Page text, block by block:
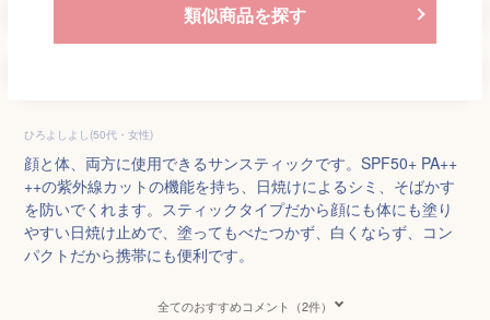
類似商品を探す
ひろよしよし(50代・女性)
顔と体、両方に使用できるサンスティックです。SPF50+ PA++
++の紫外線カットの機能を持ち、日焼けによるシミ、そばかす
を防いでくれます。スティックタイプだから顔にも体にも塗り
やすい日焼け止めで、塗ってもべたつかず、白くならず、コン
パクトだから携帯にも便利です。
全てのおすすめコメント（2件）